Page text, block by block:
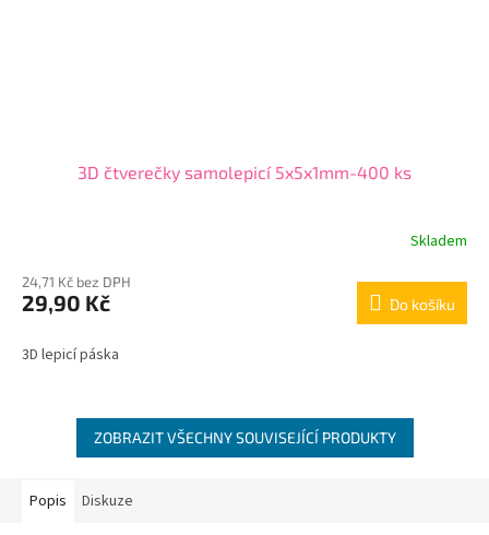
3D čtverečky samolepicí 5x5x1mm-400 ks
Skladem
24,71 Kč bez DPH
29,90 Kč Do košíku
3D lepicí páska
ZOBRAZIT VŠECHNY SOUVISEJÍCÍ PRODUKTY
Popis Diskuze